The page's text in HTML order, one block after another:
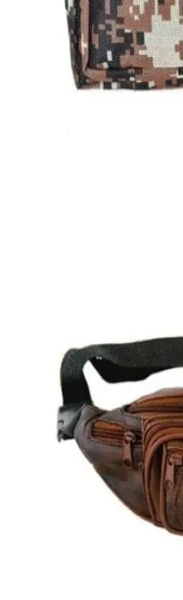
Εξαντλημένο
ΑΝΔΡΙΚΑ